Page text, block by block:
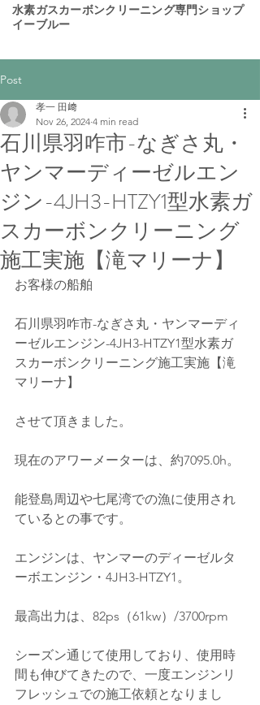
​水素ガスカーボンクリーニング専門ショップ
イーブルー
Post
石川県羽咋市-なぎさ丸・
ヤンマーディーゼルエン
ジン-4JH3-HTZY1型水素ガ
スカーボンクリーニング
施工実施【滝マリーナ】
孝一 田﨑
Nov 26, 2024 4 min read
お客様の船舶
石川県羽咋市-なぎさ丸・ヤンマーディ
ーゼルエンジン-4JH3-HTZY1型水素ガ
スカーボンクリーニング施工実施【滝
マリーナ】
させて頂きました。
現在のアワーメーターは、約7095.0h。
能登島周辺や七尾湾での漁に使用され
ているとの事です。
エンジンは、ヤンマーのディーゼルタ
ーボエンジン・ 4JH3-HTZY1。
最高出力は、82ps（61kw）/3700rpm
シーズン通じて使用しており、使用時
間も伸びてきたので、一度エンジンリ
フレッシュでの施工依頼となりまし